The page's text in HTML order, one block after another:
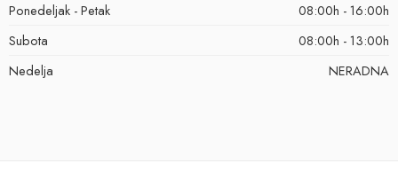
Ponedeljak - Petak
08:00h - 16:00h
Subota
08:00h - 13:00h
Nedelja
NERADNA